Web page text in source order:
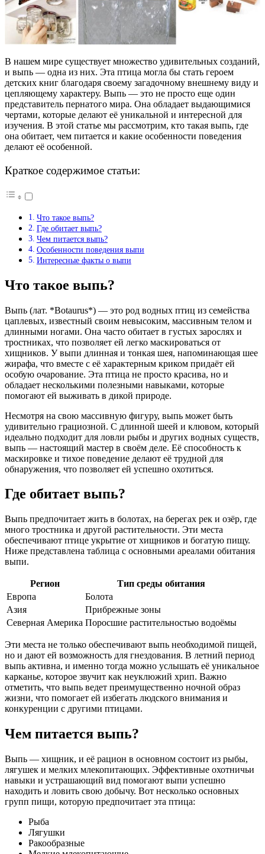
В нашем мире существует множество удивительных созданий,
и выпь — одна из них. Эта птица могла бы стать героем
детских книг благодаря своему загадочному внешнему виду и
цепляющему характеру. Выпь — это не просто еще один
представитель пернатого мира. Она обладает выдающимися
чертами, которые делают её уникальной и интересной для
изучения. В этой статье мы рассмотрим, кто такая выпь, где
она обитает, чем питается и какие особенности поведения
делают её особенной.
Краткое содержимое статьи:
Что такое выпь?
Где обитает выпь?
Чем питается выпь?
Особенности поведения выпи
Интересные факты о выпи
Что такое выпь?
Выпь (лат. *Botaurus*) — это род водных птиц из семейства
цаплевых, известный своим невысоким, массивным телом и
длинными ногами. Она часто обитает в густых зарослях и
тростниках, что позволяет ей легко маскироваться от
хищников. У выпи длинная и тонкая шея, напоминающая шее
жирафа, что вместе с её характерным криком придаёт ей
особую очарование. Эта птица не просто красива, но и
обладает несколькими полезными навыками, которые
помогают ей выживать в дикой природе.
Несмотря на свою массивную фигуру, выпь может быть
удивительно грациозной. С длинной шеей и клювом, который
идеально подходит для ловли рыбы и других водных существ,
выпь — настоящий мастер в своём деле. Её способность к
маскировке и тихое поведение делают её трудной для
обнаружения, что позволяет ей успешно охотиться.
Где обитает выпь?
Выпь предпочитает жить в болотах, на берегах рек и озёр, где
много тростника и другой растительности. Эти места
обеспечивают птице укрытие от хищников и богатую пищу.
Ниже представлена таблица с основными ареалами обитания
выпи.
Регион
Тип среды обитания
Европа
Болота
Азия
Прибрежные зоны
Северная Америка Поросшие растительностью водоёмы
Эти места не только обеспечивают выпь необходимой пищей,
но и дают ей возможность для гнездования. В летний период
выпь активна, и именно тогда можно услышать её уникальное
карканье, которое звучит как неуклюжий хрип. Важно
отметить, что выпь ведет преимущественно ночной образ
жизни, что помогает ей избегать людского внимания и
конкуренции с другими птицами.
Чем питается выпь?
Выпь — хищник, и её рацион в основном состоит из рыбы,
лягушек и мелких млекопитающих. Эффективные охотничьи
навыки и устрашающий вид помогают выпи успешно
находить и ловить свою добычу. Вот несколько основных
групп пищи, которую предпочитает эта птица:
Рыба
Лягушки
Ракообразные